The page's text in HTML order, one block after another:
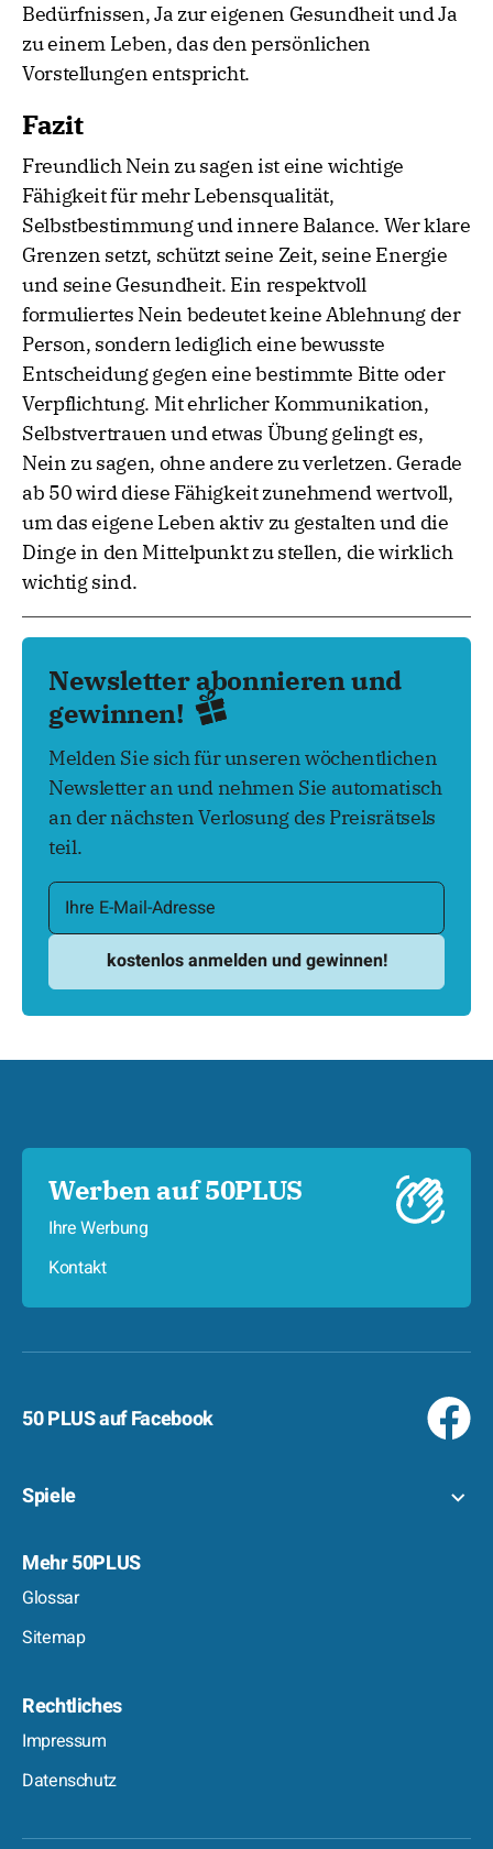
Bedürfnissen, Ja zur eigenen Gesundheit und Ja
zu einem Leben, das den persönlichen
Vorstellungen entspricht.
Fazit
Freundlich Nein zu sagen ist eine wichtige
Fähigkeit für mehr Lebensqualität,
Selbstbestimmung und innere Balance. Wer klare
Grenzen setzt, schützt seine Zeit, seine Energie
und seine Gesundheit. Ein respektvoll
formuliertes Nein bedeutet keine Ablehnung der
Person, sondern lediglich eine bewusste
Entscheidung gegen eine bestimmte Bitte oder
Verpflichtung. Mit ehrlicher Kommunikation,
Selbstvertrauen und etwas Übung gelingt es,
Nein zu sagen, ohne andere zu verletzen. Gerade
ab 50 wird diese Fähigkeit zunehmend wertvoll,
um das eigene Leben aktiv zu gestalten und die
Dinge in den Mittelpunkt zu stellen, die wirklich
wichtig sind.
Newsletter abonnieren und
gewinnen!
Melden Sie sich für unseren wöchentlichen
Newsletter an und nehmen Sie automatisch
an der nächsten Verlosung des Preisrätsels
teil.
Werben auf 50PLUS
Ihre Werbung
Kontakt
50 PLUS auf Facebook
Spiele
Mehr 50PLUS
Glossar
Sitemap
Rechtliches
Impressum
Datenschutz